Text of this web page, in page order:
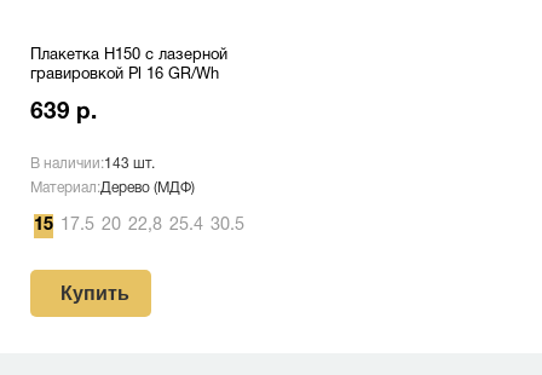
Плакетка H150 с лазерной
гравировкой Pl 16 GR/Wh
639 р.
В наличии:143 шт.
Материал:Дерево (МДФ)
15 17.5 20 22,8 25.4 30.5
Купить